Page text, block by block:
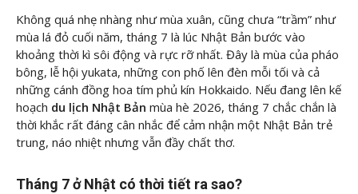
Không quá nhẹ nhàng như mùa xuân, cũng chưa “trầm” như
mùa lá đỏ cuối năm, tháng 7 là lúc Nhật Bản bước vào
khoảng thời kì sôi động và rực rỡ nhất. Đây là mùa của pháo
bông, lễ hội yukata, những con phố lên đèn mỗi tối và cả
những cánh đồng hoa tím phủ kín Hokkaido. Nếu đang lên kế
hoạch du lịch Nhật Bản mùa hè 2026, tháng 7 chắc chắn là
thời khắc rất đáng cân nhắc để cảm nhận một Nhật Bản trẻ
trung, náo nhiệt nhưng vẫn đầy chất thơ.
Tháng 7 ở Nhật có thời tiết ra sao?